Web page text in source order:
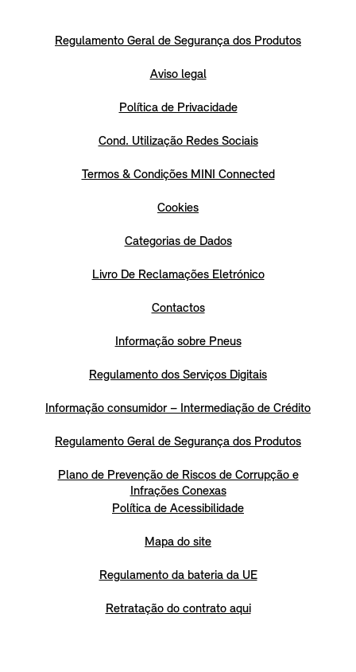
Regulamento Geral de Segurança dos Produtos
Aviso legal
Política de Privacidade
Cond. Utilização Redes Sociais
Termos & Condições MINI Connected
Cookies
Categorias de Dados
Livro De Reclamações Eletrónico
Contactos
Informação sobre Pneus
Regulamento dos Serviços Digitais
Informação consumidor – Intermediação de Crédito
Regulamento Geral de Segurança dos Produtos
Plano de Prevenção de Riscos de Corrupção e
Infrações Conexas
Política de Acessibilidade
Mapa do site
Regulamento da bateria da UE
Retratação do contrato aqui